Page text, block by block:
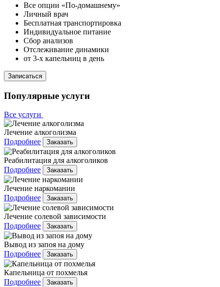
Все опции «По-домашнему»
Личный врач
Бесплатная транспортировка
Индивидуальное питание
Сбор анализов
Отслеживание динамики
от 3-х капельниц в день
Записаться
Популярные услуги
Все услуги
Лечение алкоголизма
Подробнее
Заказать
Реабилитация для алкоголиков
Подробнее
Заказать
Лечение наркомании
Подробнее
Заказать
Лечение солевой зависимости
Подробнее
Заказать
Вывод из запоя на дому
Подробнее
Заказать
Капельница от похмелья
Подробнее
Заказать